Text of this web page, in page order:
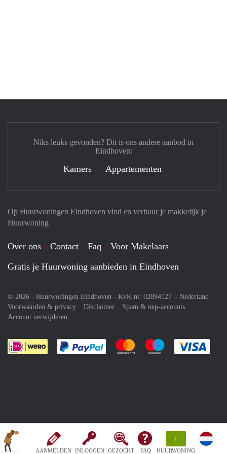
AANMELDEN INLOGGEN GEZOCHT FAQ
+
HUURWONING
Op Huurwoningen Eindhoven vind en verhuur je makkelijk je
Huurwoning
Over ons Contact Faq
Voor Makelaars
Gratis je Huurwoning aanbieden in Eindhoven
© 2026 - Huurwoningen Eindhoven - KvK nr. 02094127 – Nederland
Voorwaarden & privacy
Disclaimer
Spam & nep-accounts
Account verwijderen
Je rekent gemakkelijk af met Paypal
Je rekent gemakkelijk af met
Je rekent
Niks leuks gevonden? Dit is ons andere aanbod in
Eindhoven:
Kamers Appartementen